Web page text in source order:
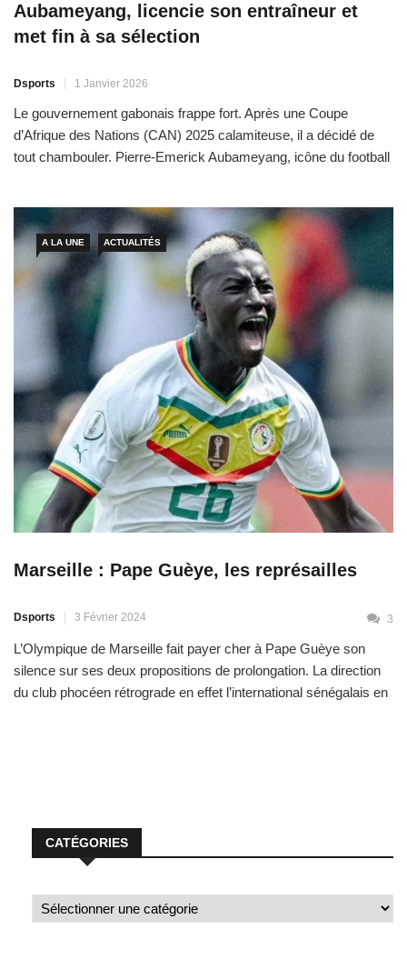
Aubameyang, licencie son entraîneur et
met fin à sa sélection
Dsports 1 Janvier 2026
Le gouvernement gabonais frappe fort. Après une Coupe
d’Afrique des Nations (CAN) 2025 calamiteuse, il a décidé de
tout chambouler. Pierre-Emerick Aubameyang, icône du football
A LA UNE ACTUALITÉS
Marseille : Pape Guèye, les représailles
Dsports 3 Février 2024 3
L’Olympique de Marseille fait payer cher à Pape Guèye son
silence sur ses deux propositions de prolongation. La direction
du club phocéen rétrograde en effet l’international sénégalais en
CATÉGORIES